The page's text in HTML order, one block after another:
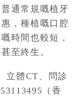
通常規嘅植牙
，種植嘅口腔
時間也較短，
至終生。
立體CT、問診
（香